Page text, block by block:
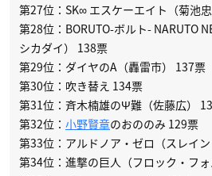
第27位：SK∞ エスケーエイト（菊池
第28位：BORUTO-ボルト- NARUTO
シカダイ） 138票
第29位：ダイヤのA（轟雷市） 137票
第30位：吹き替え 134票
第31位：斉木楠雄のΨ難（佐藤広）
第32位： 小野賢章のおののみ 129票
第33位：アルドノア・ゼロ（スレイ
第34位：進撃の巨人（フロック・フ